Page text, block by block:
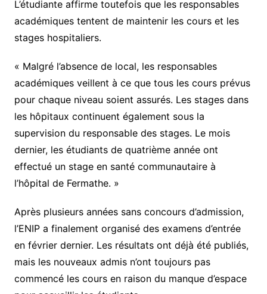
L’étudiante affirme toutefois que les responsables
académiques tentent de maintenir les cours et les
stages hospitaliers.
« Malgré l’absence de local, les responsables
académiques veillent à ce que tous les cours prévus
pour chaque niveau soient assurés. Les stages dans
les hôpitaux continuent également sous la
supervision du responsable des stages. Le mois
dernier, les étudiants de quatrième année ont
effectué un stage en santé communautaire à
l’hôpital de Fermathe. »
Après plusieurs années sans concours d’admission,
l’ENIP a finalement organisé des examens d’entrée
en février dernier. Les résultats ont déjà été publiés,
mais les nouveaux admis n’ont toujours pas
commencé les cours en raison du manque d’espace